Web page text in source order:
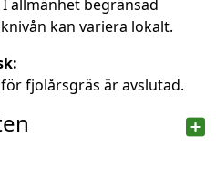
allmänhet begränsad
kan variera lokalt.
fjolårsgräs är avslutad.